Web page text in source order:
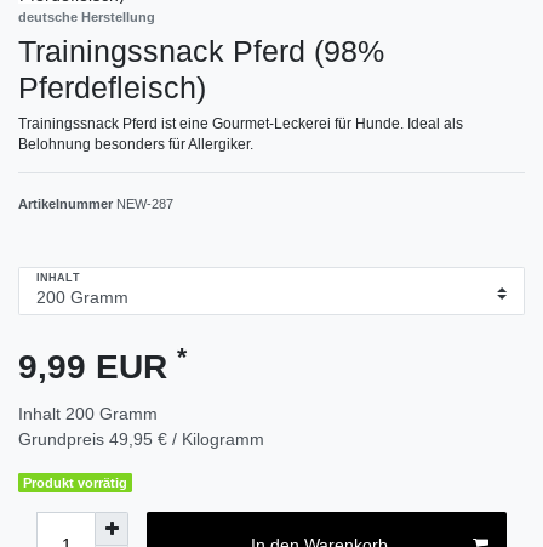
deutsche Herstellung
Trainingssnack Pferd (98%
Pferdefleisch)
Trainingssnack Pferd ist eine Gourmet-Leckerei für Hunde. Ideal als
Belohnung besonders für Allergiker.
Artikelnummer NEW-287
INHALT
9,99 EUR *
Inhalt 200 Gramm
Grundpreis 49,95 € / Kilogramm
Produkt vorrätig